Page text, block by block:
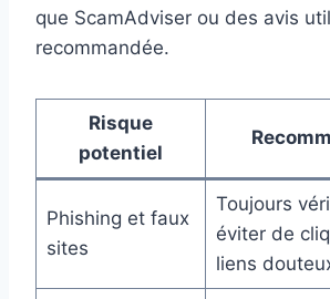
que ScamAdviser ou des avis
recommandée.
Risque
potentiel
Phishing et faux
sites
Toujours
éviter de
liens